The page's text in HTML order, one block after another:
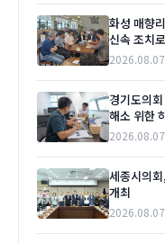
화성 매향
신속 조치
2026.08.07
경기도의
해소 위한
2026.08.07
세종시의
개최
2026.08.07